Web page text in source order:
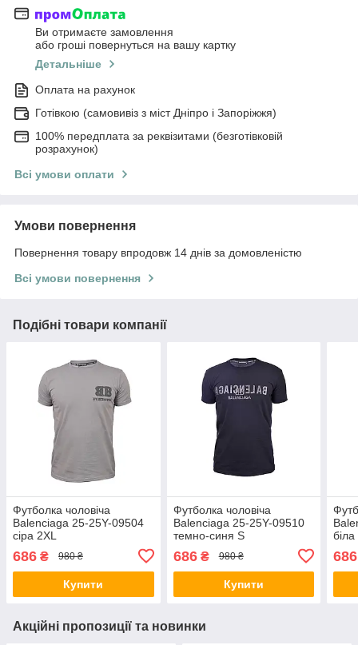
Ви отримаєте замовлення
або гроші повернуться на вашу картку
Детальніше
Оплата на рахунок
Готівкою (самовивіз з міст Дніпро і Запоріжжя)
100% передплата за реквізитами (безготівковій
розрахунок)
Всі умови оплати
Умови повернення
Повернення товару впродовж 14 днів за домовленістю
Всі умови повернення
Подібні товари компанії
Футболка чоловіча
Balenciaga 25-25Y-09504
сіра 2XL
686 ₴ 980 ₴
Купити
Футболка чоловіча
Balenciaga 25-25Y-09510
темно-синя S
686₴ 980 ₴
Купити
686
Акційні пропозиції та новинки